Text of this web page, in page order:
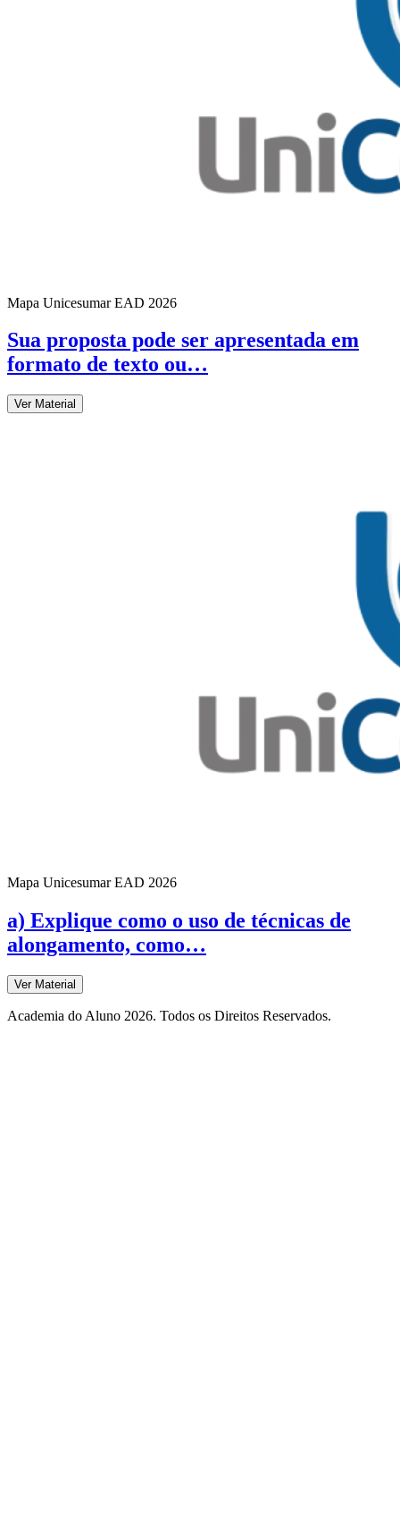
Mapa Unicesumar EAD 2026
Sua proposta pode ser apresentada em
formato de texto ou…
Ver Material
Mapa Unicesumar EAD 2026
a) Explique como o uso de técnicas de
alongamento, como…
Ver Material
Academia do Aluno 2026. Todos os Direitos Reservados.